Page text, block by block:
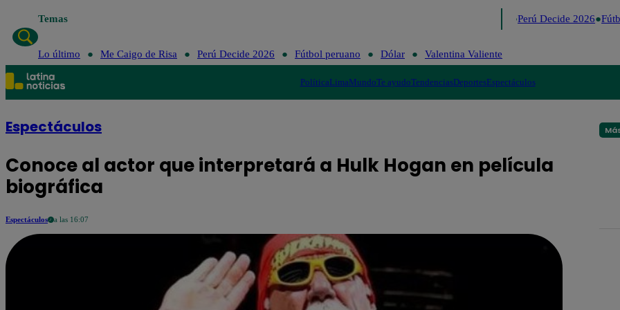
Temas Perú Decide 2026
Lo último Me Caigo de Risa Perú Decide 2026 Fútbol peruano Dólar Valentina Valiente
PolíticaLimaMundoTe ayudoTendenciasDeportesEspectáculos
Espectáculos
Conoce al actor que interpretará a Hulk Hogan en película
biográfica
Espectáculos a las 16:07